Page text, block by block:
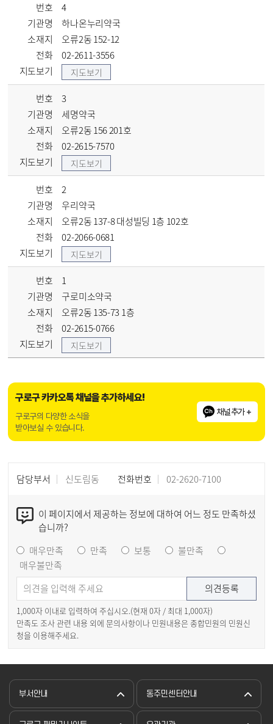
번호
4
기관명
하나온누리약국
소재지
오류2동 152-12
전화
02-2611-3556
지도보기
지도보기
번호
3
기관명
세명약국
소재지
오류2동 156 201호
전화
02-2615-7570
지도보기
지도보기
번호
2
기관명
우리약국
소재지
오류2동 137-8 대성빌딩 1층 102호
전화
02-2066-0681
지도보기
지도보기
번호
1
기관명
구로미소약국
소재지
오류2동 135-73 1층
전화
02-2615-0766
지도보기
지도보기
구로구 카카오톡 채널을 추가하세요!
구로구의 다양한 소식을
받아보실 수 있습니다.
채널추가 +
담당부서 신도림동 전화번호 02-2620-7100
이 페이지에서 제공하는 정보에 대하여 어느 정도 만족하셨
습니까?
매우만족
만족 보통
불만족
매우불만족
1,000자 이내로 입력하여 주십시오.(현재 0자 / 최대 1,000자)
만족도 조사 관련 내용 외에 문의사항이나 민원내용은 종합민원의 민원신
청을 이용해주세요.
부서안내 동주민센터안내